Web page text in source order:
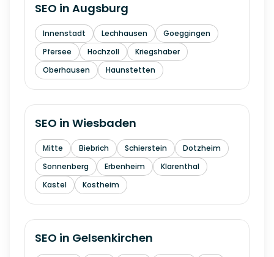
SEO in Augsburg
Innenstadt Lechhausen
Goeggingen
Pfersee
Hochzoll
Kriegshaber
Oberhausen
Haunstetten
SEO in Wiesbaden
Mitte Biebrich Schierstein
Dotzheim
Sonnenberg
Erbenheim
Klarenthal
Kastel
Kostheim
SEO in Gelsenkirchen